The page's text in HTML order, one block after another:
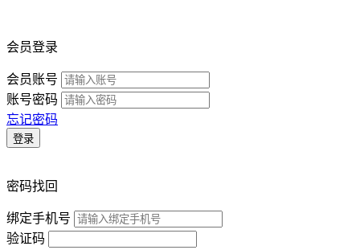
会员登录
会员账号
账号密码
忘记密码
登录
密码找回
绑定手机号
验证码